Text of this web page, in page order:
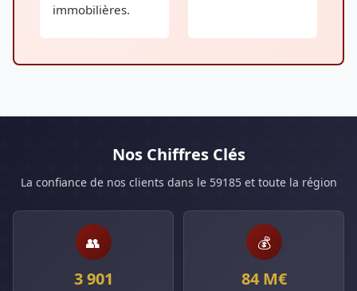
immobilières.
Nos Chiffres Clés
La confiance de nos clients dans le 59185 et toute la région
👥
3 901
💰
84 M€